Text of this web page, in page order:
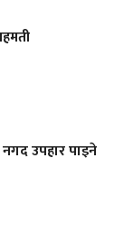
नगद उपहार पाइने